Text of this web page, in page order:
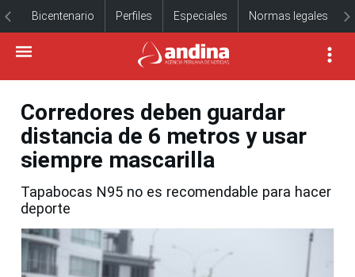
Bicentenario Perfiles Especiales Normas legales
Corredores deben guardar
distancia de 6 metros y usar
siempre mascarilla
Tapabocas N95 no es recomendable para hacer
deporte